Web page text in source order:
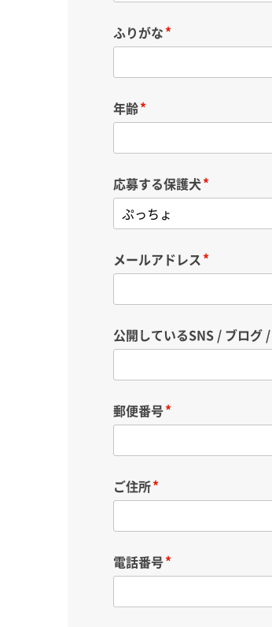
ふりがな
年齢
応募する保護犬
メールアドレス
公開しているSNS / ブログ
郵便番号
ご住所
電話番号